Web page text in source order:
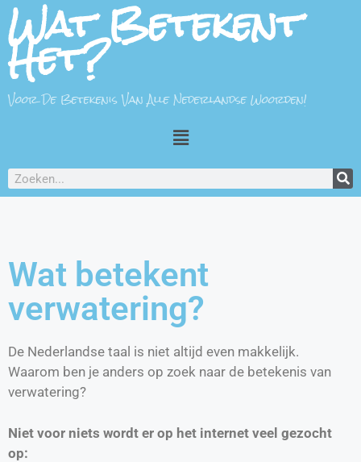
Wat Betekent
Het?
Voor De Betekenis Van Alle Nederlandse Woorden!
Wat betekent
verwatering?
De Nederlandse taal is niet altijd even makkelijk.
Waarom ben je anders op zoek naar de betekenis van
verwatering?
Niet voor niets wordt er op het internet veel gezocht
op: